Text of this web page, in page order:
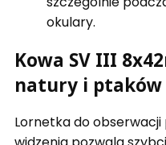
okulary.
Kowa SV III
natury i ptaków
Lornetka do